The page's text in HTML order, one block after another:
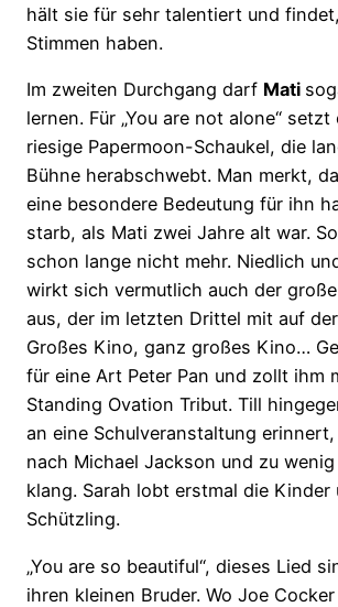
hält sie für sehr talentiert und
Stimmen haben.
Im zweiten Durchgang darf Mati
lernen. Für „You are not alone“
riesige Papermoon-Schaukel, die
Bühne herabschwebt. Man merkt,
eine besondere Bedeutung für ihn
starb, als Mati zwei Jahre alt war.
schon lange nicht mehr. Niedlich
wirkt sich vermutlich auch der
aus, der im letzten Drittel mit auf
Großes Kino, ganz großes Kino…
für eine Art Peter Pan und zollt ihm
Standing Ovation Tribut. Till
an eine Schulveranstaltung
nach Michael Jackson und zu
klang. Sarah lobt erstmal die Kinder
Schützling.
„You are so beautiful“, dieses Lied
ihren kleinen Bruder. Wo Joe